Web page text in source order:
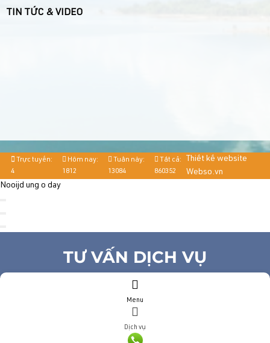
TIN TỨC & VIDEO
Trực tuyến:
4
Hôm nay:
1812
Tuần này:
13084
Tất cả:
860352
Thiết kế website
Webso.vn
Menu
Dịch vụ
Nooijd ung o day
TƯ VẤN DỊCH VỤ